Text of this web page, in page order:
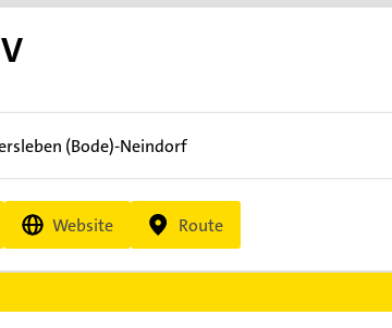
(Bode)-Neindorf
Website Route